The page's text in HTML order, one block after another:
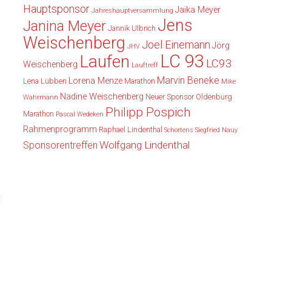
Hauptsponsor Jahreshauptversammlung Jaika Meyer
Janina Meyer Jannik Ulbrich Jens
Weischenberg JHV Joel Einemann Jörg
Weischenberg Laufen Lauftreff LC 93 LC93
Lena Lübben Lorena Menze Marathon Marvin Beneke Mike
Wahrmann Nadine Weischenberg Neuer Sponsor Oldenburg
Marathon Pascal Wedeken Philipp Pospich
Rahmenprogramm Raphael Lindenthal Schortens Siegfried Nauy
Sponsorentreffen Wolfgang Lindenthal